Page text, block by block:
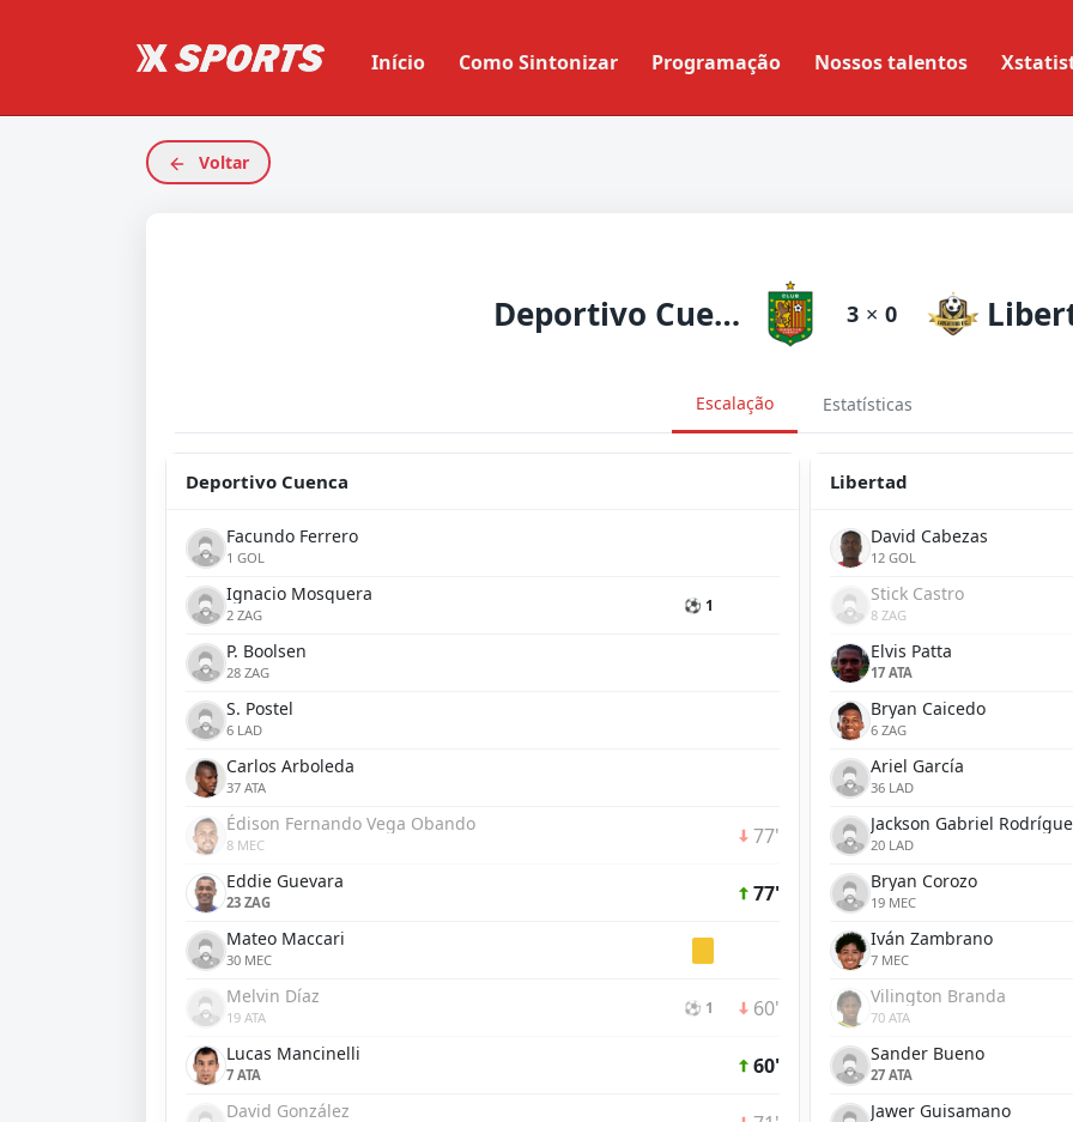
Início Como Sintonizar Programação Nossos talentos
Voltar
Deportivo Cuenca 3 × 0
Escalação Estatísticas
Deportivo Cuenca
Facundo Ferrero
1 GOL
Ignacio Mosquera
2 ZAG ⚽ 1
P. Boolsen
28 ZAG
S. Postel
6 LAD
Carlos Arboleda
37 ATA
Édison Fernando Vega Obando
8 MEC 77'
Eddie Guevara
23 ZAG 77'
Mateo Maccari
30 MEC
Melvin Díaz
19 ATA ⚽ 1 60'
Lucas Mancinelli
7 ATA 60'
David González
Libertad
David Cabezas
12 GOL
Stick Castro
8 ZAG
Elvis Patta
17 ATA
Bryan Caicedo
6 ZAG
Ariel García
36 LAD
Jackson Gabriel
20 LAD
Bryan Corozo
19 MEC
Iván Zambrano
7 MEC
Vilington Branda
70 ATA
Sander Bueno
27 ATA
Jawer Guisamano